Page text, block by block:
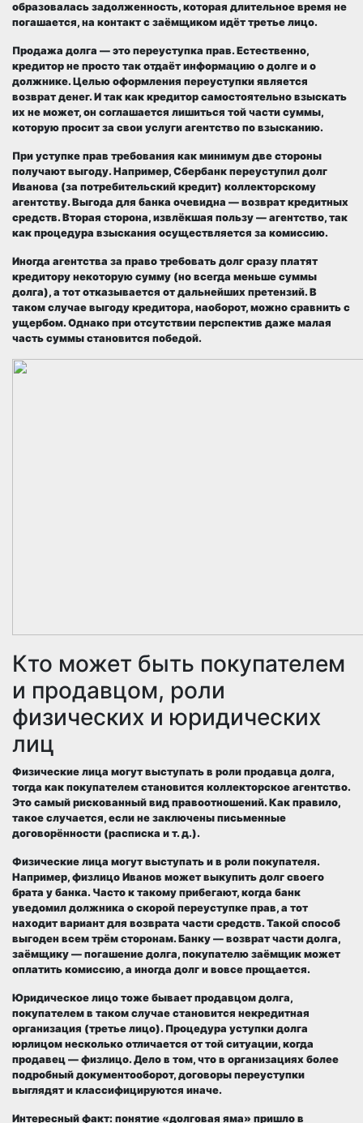
образовалась задолженность, которая длительное время не
погашается, на контакт с заёмщиком идёт третье лицо.
Продажа долга — это переуступка прав. Естественно,
кредитор не просто так отдаёт информацию о долге и о
должнике. Целью оформления переуступки является
возврат денег. И так как кредитор самостоятельно взыскать
их не может, он соглашается лишиться той части суммы,
которую просит за свои услуги агентство по взысканию.
При уступке прав требования как минимум две стороны
получают выгоду. Например, Сбербанк переуступил долг
Иванова (за потребительский кредит) коллекторскому
агентству. Выгода для банка очевидна — возврат кредитных
средств. Вторая сторона, извлёкшая пользу — агентство, так
как процедура взыскания осуществляется за комиссию.
Иногда агентства за право требовать долг сразу платят
кредитору некоторую сумму (но всегда меньше суммы
долга), а тот отказывается от дальнейших претензий. В
таком случае выгоду кредитора, наоборот, можно сравнить с
ущербом. Однако при отсутствии перспектив даже малая
часть суммы становится победой.
Кто может быть покупателем
и продавцом, роли
физических и юридических
лиц
Физические лица могут выступать в роли продавца долга,
тогда как покупателем становится коллекторское агентство.
Это самый рискованный вид правоотношений. Как правило,
такое случается, если не заключены письменные
договорённости (расписка и т. д.).
Физические лица могут выступать и в роли покупателя.
Например, физлицо Иванов может выкупить долг своего
брата у банка. Часто к такому прибегают, когда банк
уведомил должника о скорой переуступке прав, а тот
находит вариант для возврата части средств. Такой способ
выгоден всем трём сторонам. Банку — возврат части долга,
заёмщику — погашение долга, покупателю заёмщик может
оплатить комиссию, а иногда долг и вовсе прощается.
Юридическое лицо тоже бывает продавцом долга,
покупателем в таком случае становится некредитная
организация (третье лицо). Процедура уступки долга
юрлицом несколько отличается от той ситуации, когда
продавец — физлицо. Дело в том, что в организациях более
подробный документооборот, договоры переуступки
выглядят и классифицируются иначе.
Интересный факт: понятие «долговая яма» пришло в